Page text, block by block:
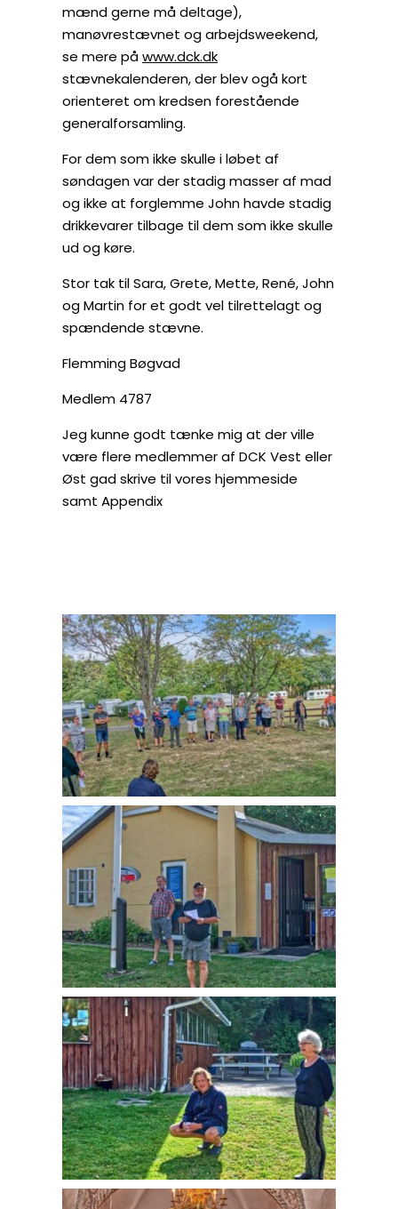
mænd gerne må deltage),
manøvrestævnet og arbejdsweekend,
se mere påwww.dck.dk
stævnekalenderen, der blev ogå kort
orienteret om kredsen forestående
generalforsamling.
For dem som ikke skulle i løbet af
søndagen var der stadig masser af mad
og ikke at forglemme John havde stadig
drikkevarer tilbage til dem som ikke skulle
ud og køre.
Stor tak til Sara, Grete, Mette, René, John
og Martin for et godt vel tilrettelagt og
spændende stævne.
Flemming Bøgvad
Medlem 4787
Jeg kunne godt tænke mig at der ville
være flere medlemmer af DCK Vest eller
Øst gad skrive til vores hjemmeside
samt Appendix